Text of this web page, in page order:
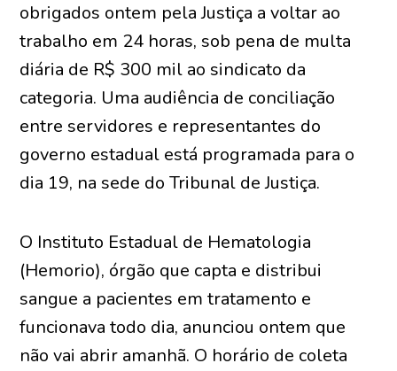
obrigados ontem pela Justiça a voltar ao
trabalho em 24 horas, sob pena de multa
diária de R$ 300 mil ao sindicato da
categoria. Uma audiência de conciliação
entre servidores e representantes do
governo estadual está programada para o
dia 19, na sede do Tribunal de Justiça.
O Instituto Estadual de Hematologia
(Hemorio), órgão que capta e distribui
sangue a pacientes em tratamento e
funcionava todo dia, anunciou ontem que
não vai abrir amanhã. O horário de coleta